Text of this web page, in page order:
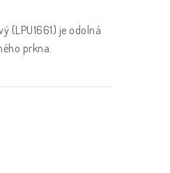
(LPU1661) je odolná
prkna.